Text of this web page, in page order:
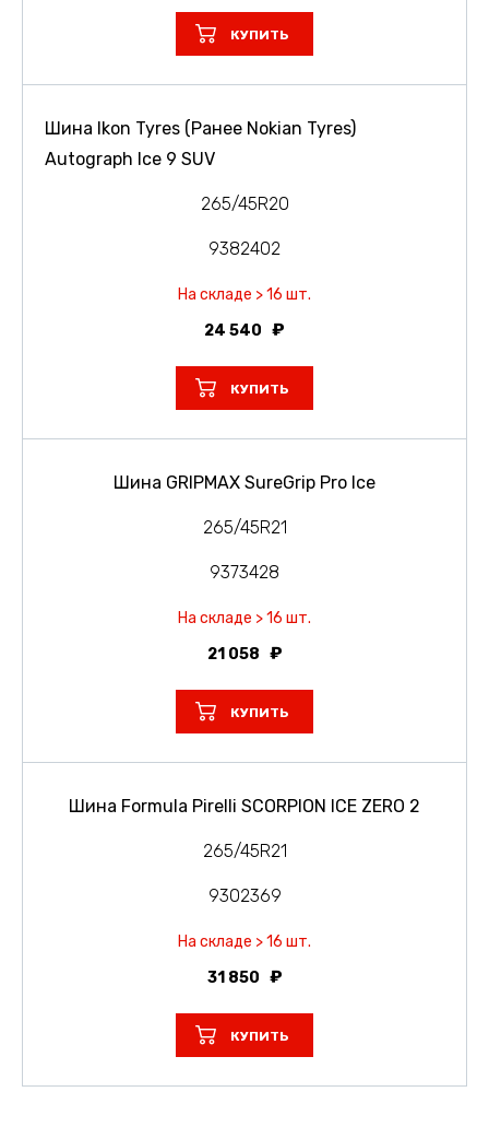
КУПИТЬ
Шина Ikon Tyres (Ранее Nokian Tyres)
Autograph Ice 9 SUV
265/45R20
9382402
На складе > 16 шт.
24 540
КУПИТЬ
Шина GRIPMAX SureGrip Pro Ice
265/45R21
9373428
На складе > 16 шт.
21 058
КУПИТЬ
Шина Formula Pirelli SCORPION ICE ZERO 2
265/45R21
9302369
На складе > 16 шт.
31 850
КУПИТЬ